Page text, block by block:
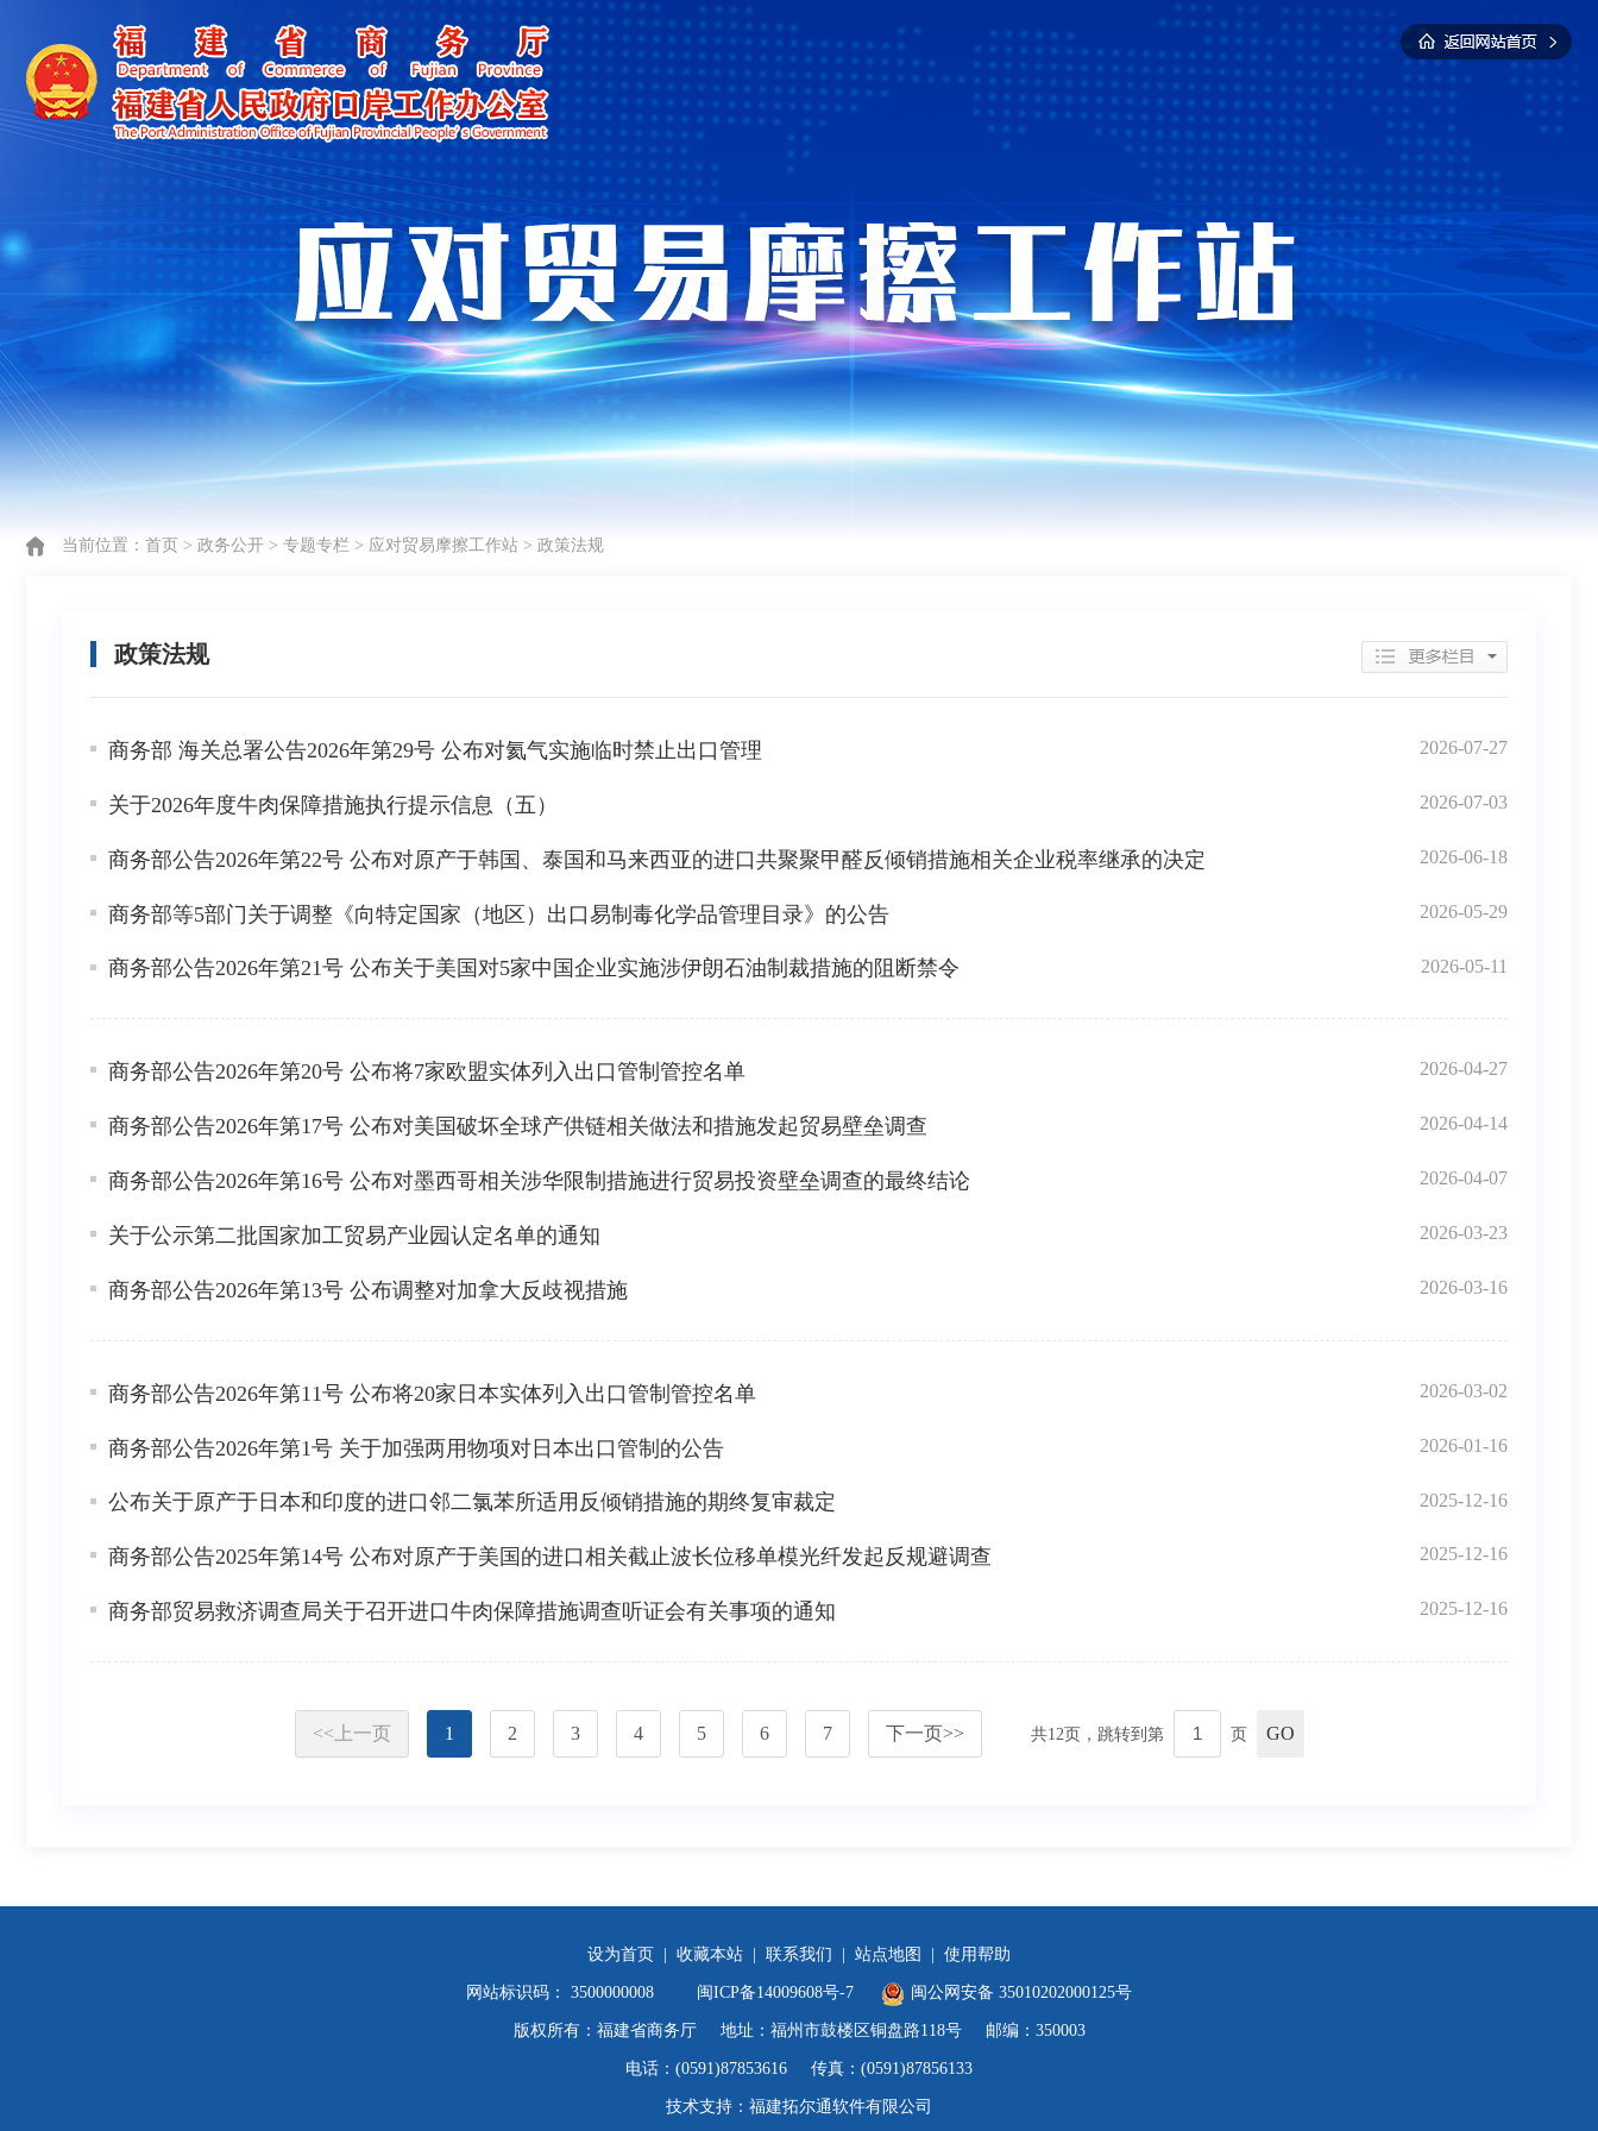
当前位置： 首页 > 政务公开 > 专题专栏 > 应对贸易摩擦工作站 > 政策法规
政策法规
2026-07-27
商务部 海关总署公告2026年第29号 公布对氦气实施临时禁止出口管理
2026-07-03
关于2026年度牛肉保障措施执行提示信息（五）
2026-06-18
商务部公告2026年第22号 公布对原产于韩国、泰国和马来西亚的进口共聚聚甲醛反倾销措施相关企业税率继承的决定
2026-05-29
商务部等5部门关于调整《向特定国家（地区）出口易制毒化学品管理目录》的公告
2026-05-11
商务部公告2026年第21号 公布关于美国对5家中国企业实施涉伊朗石油制裁措施的阻断禁令
2026-04-27
商务部公告2026年第20号 公布将7家欧盟实体列入出口管制管控名单
2026-04-14
商务部公告2026年第17号 公布对美国破坏全球产供链相关做法和措施发起贸易壁垒调查
2026-04-07
商务部公告2026年第16号 公布对墨西哥相关涉华限制措施进行贸易投资壁垒调查的最终结论
2026-03-23
关于公示第二批国家加工贸易产业园认定名单的通知
2026-03-16
商务部公告2026年第13号 公布调整对加拿大反歧视措施
2026-03-02
商务部公告2026年第11号 公布将20家日本实体列入出口管制管控名单
2026-01-16
商务部公告2026年第1号 关于加强两用物项对日本出口管制的公告
2025-12-16
公布关于原产于日本和印度的进口邻二氯苯所适用反倾销措施的期终复审裁定
2025-12-16
商务部公告2025年第14号 公布对原产于美国的进口相关截止波长位移单模光纤发起反规避调查
2025-12-16
商务部贸易救济调查局关于召开进口牛肉保障措施调查听证会有关事项的通知
<< 上一页 1 2 3 4 5 6 7 下一页>> 共12页，跳转到第 页 GO
设为首页 收藏本站 联系我们 站点地图 使用帮助
网站标识码： 3500000008 闽ICP备14009608号-7 闽公网安备 35010202000125号
版权所有：福建省商务厅 地址：福州市鼓楼区铜盘路118号 邮编：350003
电话：(0591)87853616 传真：(0591)87856133
技术支持：福建拓尔通软件有限公司